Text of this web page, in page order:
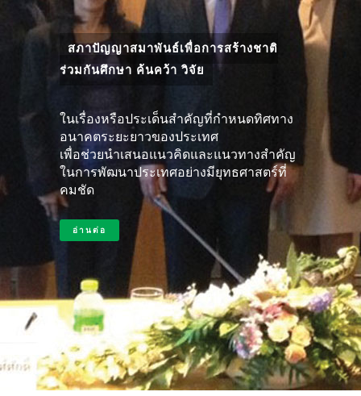
สภาปัญญาสมาพันธ์เพื่อการสร้างชาติ
ร่วมกันศึกษา ค้นคว้า วิจัย
ในเรื่องหรือประเด็นสำคัญที่กำหนดทิศทาง
อนาคตระยะยาวของประเทศ
เพื่อช่วยนำเสนอแนวคิดและแนวทางสำคัญ
ในการพัฒนาประเทศอย่างมียุทธศาสตร์ที่
คมชัด
อ่านต่อ